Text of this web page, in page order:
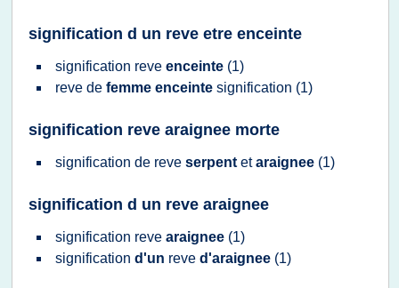
signification d un reve etre enceinte
signification reve enceinte (1)
reve de femme enceinte signification (1)
signification reve araignee morte
signification de reve serpent etaraignee (1)
signification d un reve araignee
signification reve araignee (1)
signification d'un reve d'araignee (1)